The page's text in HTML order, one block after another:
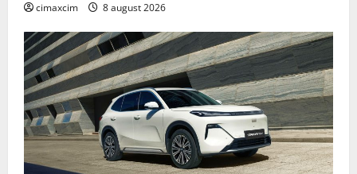
cimaxcim 8 august 2026